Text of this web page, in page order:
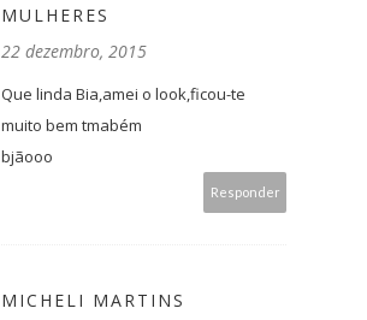
MULHERES
22 dezembro, 2015
Que linda Bia,amei o look,ficou-te
muito bem tmabém
bjãooo
Responder
MICHELI MARTINS